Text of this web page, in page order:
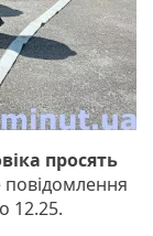
просять
повідомлення
12.25.